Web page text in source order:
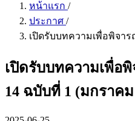
หน้าแรก /
ประกาศ /
เปิดรับบทความเพื่อพิจา
เปิดรับบทความเพื่อ
14 ฉบับที่ 1 (มกราค